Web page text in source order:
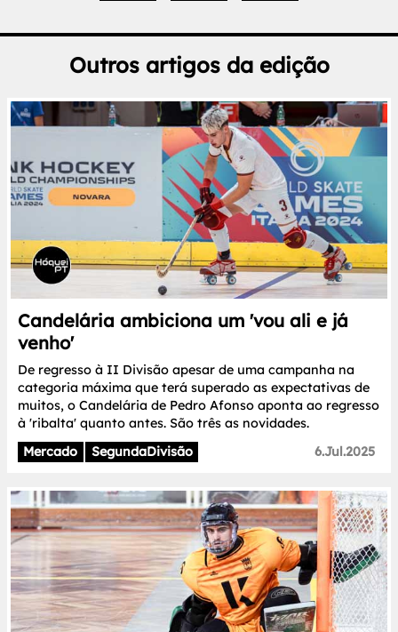
Outros artigos da edição
Candelária ambiciona um 'vou ali e já
venho'
De regresso à II Divisão apesar de uma campanha na
categoria máxima que terá superado as expectativas de
muitos, o Candelária de Pedro Afonso aponta ao regresso
à 'ribalta' quanto antes. São três as novidades.
Mercado
SegundaDivisão 6.Jul.2025